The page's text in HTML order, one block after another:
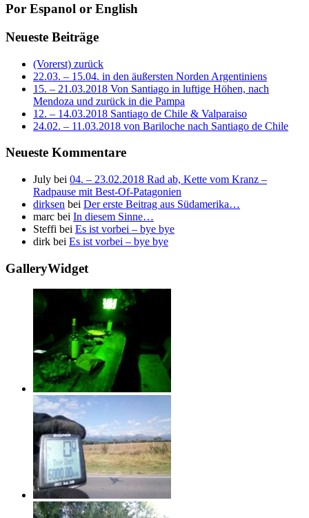
Por Espanol or English
Neueste Beiträge
(Vorerst) zurück
22.03. – 15.04. in den äußersten Norden Argentiniens
15. – 21.03.2018 Von Santiago in luftige Höhen, nach
Mendoza und zurück in die Pampa
12. – 14.03.2018 Santiago de Chile & Valparaiso
24.02. – 11.03.2018 von Bariloche nach Santiago de Chile
Neueste Kommentare
July bei 04. – 23.02.2018 Rad ab, Kette vom Kranz –
Radpause mit Best-Of-Patagonien
dirksen bei Der erste Beitrag aus Südamerika…
marc bei In diesem Sinne…
Steffi bei Es ist vorbei – bye bye
dirk bei Es ist vorbei – bye bye
GalleryWidget